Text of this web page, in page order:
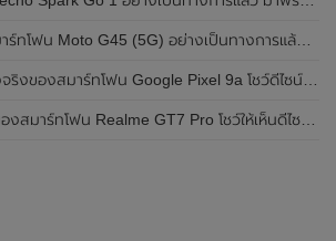
ฟน Moto G45 (5G) อย่างเป็นทางการแล้วในอินเดีย
ฟน Google Pixel 9a โชว์ดีไซน์ใหม่ กล้องหลังแบนราบ ไม่มีกรอบของกล้องแล้ว
GT7 Pro โชว์ให้เห็นดีไซน์ใหม่ พร้อมเผยรายละเอียดสเปกที่สำคัญบางส่วน